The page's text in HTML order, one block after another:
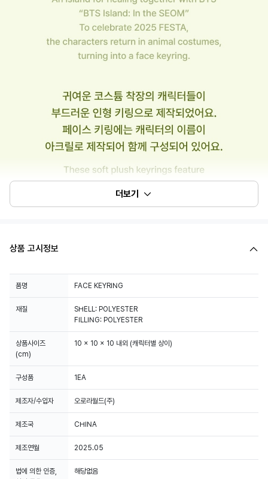
더보기
상품 고시정보
품명 FACE KEYRING
재질
SHELL: POLYESTER
FILLING: POLYESTER
상품사이즈
(cm)
10 x 10 x 10 내외 (캐릭터별 상이)
구성품 1EA
제조자/수입자 오로라월드(주)
제조국 CHINA
제조연월 2025.05
법에 의한 인증,
해당없음